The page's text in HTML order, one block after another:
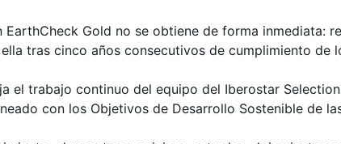
Gold no se obtiene de forma inmediata:
tras cinco años consecutivos de cumplimiento de
el trabajo continuo del equipo del Iberostar
con los Objetivos de Desarrollo Sostenible de